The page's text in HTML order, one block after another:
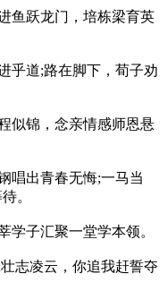
鱼跃龙门，培栋梁育英
乎道;路在脚下，荀子劝
似锦，念亲情感师恩悬
唱出青春无悔;一马当
。
学子汇聚一堂学本领。
志凌云，你追我赶誓夺